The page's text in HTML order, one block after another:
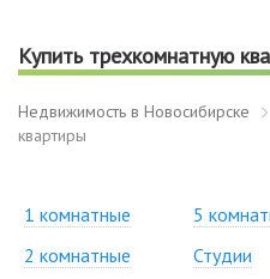
Купить трехкомнатную
Недвижимость в Новосибирске
квартиры
1 комнатные
2 комнатные
5
Студии